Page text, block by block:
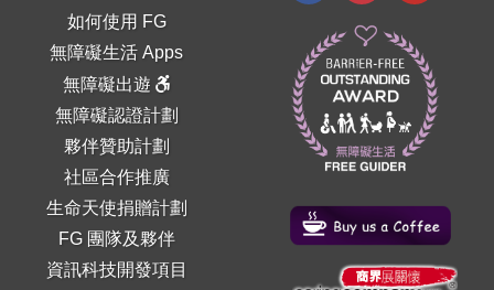
如何使用 FG
無障礙生活 Apps
無障礙出遊
無障礙認證計劃
夥伴贊助計劃
社區合作推廣
生命天使捐贈計劃
FG 團隊及夥伴
資訊科技開發項目